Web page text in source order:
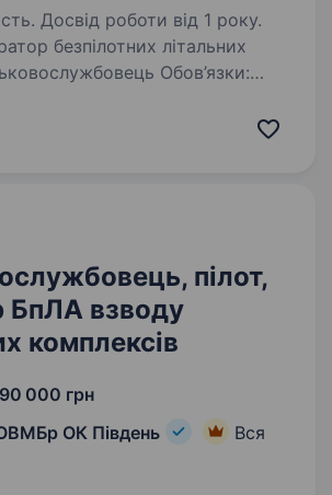
Досвід роботи від 1 року.
безпілотних літальних
Обов’язки:
виконання розвідувальних та
пілот,
БпЛА взводу
комплексів
000 грн
ОК Південь
Вся